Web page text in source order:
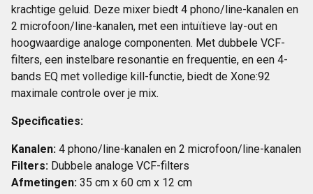
krachtige geluid. Deze mixer biedt 4 phono/line-kanalen en
2 microfoon/line-kanalen, met een intuïtieve lay-out en
hoogwaardige analoge componenten. Met dubbele VCF-
filters, een instelbare resonantie en frequentie, en een 4-
bands EQ met volledige kill-functie, biedt de Xone:92
maximale controle over je mix.
Specificaties:
Kanalen: 4 phono/line-kanalen en 2 microfoon/line-kanalen
Filters: Dubbele analoge VCF-filters
Afmetingen: 35 cm x 60 cm x 12 cm